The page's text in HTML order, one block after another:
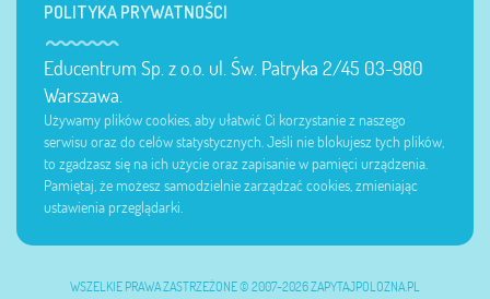
POLITYKA PRYWATNOŚCI
Educentrum Sp. z o.o. ul. Św. Patryka 2/45 03-980
Warszawa.
Używamy plików cookies, aby ułatwić Ci korzystanie z naszego
serwisu oraz do celów statystycznych. Jeśli nie blokujesz tych plików,
to zgadzasz się na ich użycie oraz zapisanie w pamięci urządzenia.
Pamiętaj, że możesz samodzielnie zarządzać cookies, zmieniając
ustawienia przeglądarki.
WSZELKIE PRAWA ZASTRZEŻONE © 2007-2026 ZAPYTAJPOLOZNA.PL